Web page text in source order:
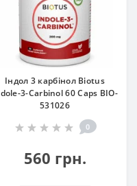
Індол 3 карбінол Biotus
3-Carbinol 60 Caps BIO-
531026
0
560 грн.